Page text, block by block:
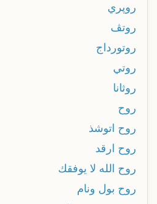
روپري
روتڤ
روتورداج
روتي
روثانا
روح
روح اتوشذ
روح ارقد
روح الله لا يوفقك
روح بول ونام